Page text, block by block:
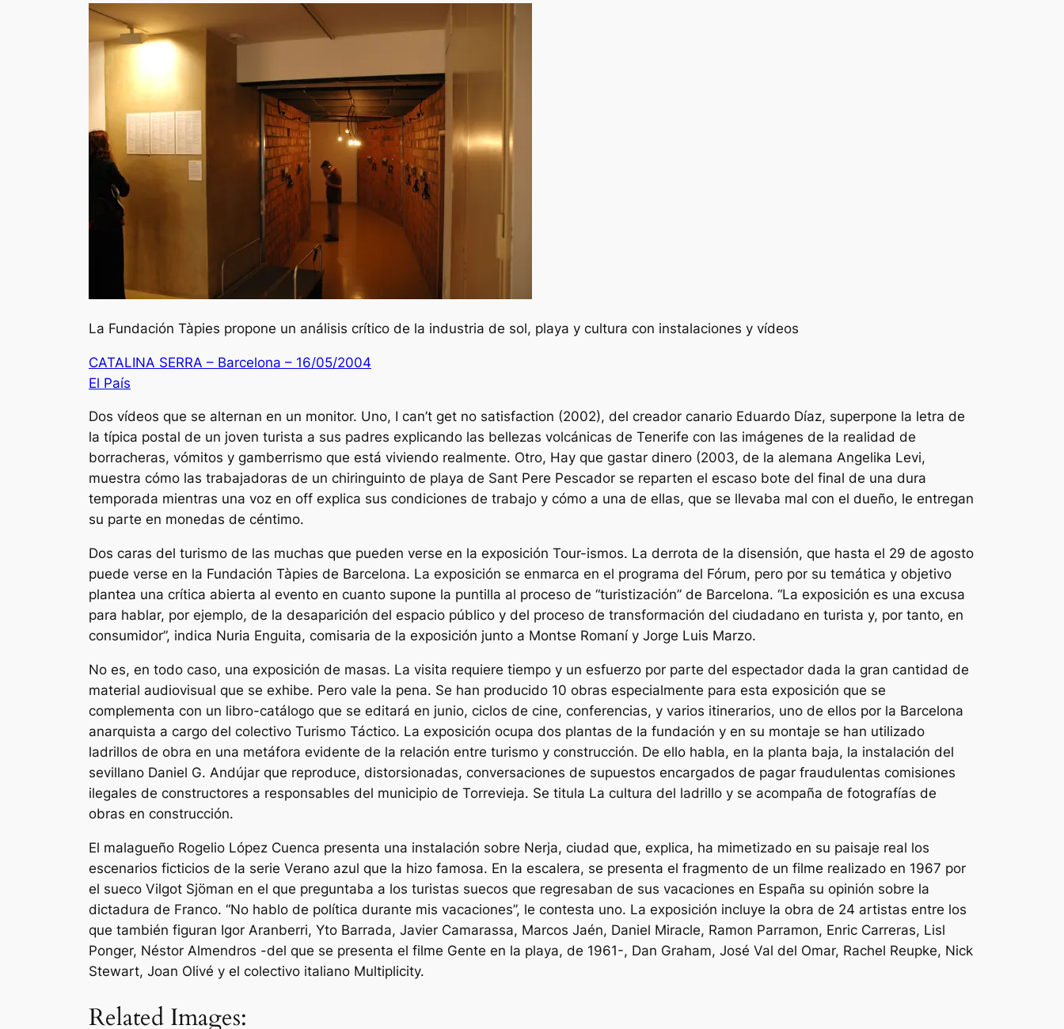
La Fundación Tàpies propone un análisis crítico de la industria de sol, playa y cultura con instalaciones y vídeos
CATALINA SERRA – Barcelona – 16/05/2004
El País
Dos vídeos que se alternan en un monitor. Uno, I can’t get no satisfaction (2002), del creador canario Eduardo Díaz, superpone la letra de
la típica postal de un joven turista a sus padres explicando las bellezas volcánicas de Tenerife con las imágenes de la realidad de
borracheras, vómitos y gamberrismo que está viviendo realmente. Otro, Hay que gastar dinero (2003, de la alemana Angelika Levi,
muestra cómo las trabajadoras de un chiringuinto de playa de Sant Pere Pescador se reparten el escaso bote del final de una dura
temporada mientras una voz en off explica sus condiciones de trabajo y cómo a una de ellas, que se llevaba mal con el dueño, le entregan
su parte en monedas de céntimo.
Dos caras del turismo de las muchas que pueden verse en la exposición Tour-ismos. La derrota de la disensión, que hasta el 29 de agosto
puede verse en la Fundación Tàpies de Barcelona. La exposición se enmarca en el programa del Fórum, pero por su temática y objetivo
plantea una crítica abierta al evento en cuanto supone la puntilla al proceso de “turistización” de Barcelona. “La exposición es una excusa
para hablar, por ejemplo, de la desaparición del espacio público y del proceso de transformación del ciudadano en turista y, por tanto, en
consumidor”, indica Nuria Enguita, comisaria de la exposición junto a Montse Romaní y Jorge Luis Marzo.
No es, en todo caso, una exposición de masas. La visita requiere tiempo y un esfuerzo por parte del espectador dada la gran cantidad de
material audiovisual que se exhibe. Pero vale la pena. Se han producido 10 obras especialmente para esta exposición que se
complementa con un libro-catálogo que se editará en junio, ciclos de cine, conferencias, y varios itinerarios, uno de ellos por la Barcelona
anarquista a cargo del colectivo Turismo Táctico. La exposición ocupa dos plantas de la fundación y en su montaje se han utilizado
ladrillos de obra en una metáfora evidente de la relación entre turismo y construcción. De ello habla, en la planta baja, la instalación del
sevillano Daniel G. Andújar que reproduce, distorsionadas, conversaciones de supuestos encargados de pagar fraudulentas comisiones
ilegales de constructores a responsables del municipio de Torrevieja. Se titula La cultura del ladrillo y se acompaña de fotografías de
obras en construcción.
El malagueño Rogelio López Cuenca presenta una instalación sobre Nerja, ciudad que, explica, ha mimetizado en su paisaje real los
escenarios ficticios de la serie Verano azul que la hizo famosa. En la escalera, se presenta el fragmento de un filme realizado en 1967 por
el sueco Vilgot Sjöman en el que preguntaba a los turistas suecos que regresaban de sus vacaciones en España su opinión sobre la
dictadura de Franco. “No hablo de política durante mis vacaciones”, le contesta uno. La exposición incluye la obra de 24 artistas entre los
que también figuran Igor Aranberri, Yto Barrada, Javier Camarassa, Marcos Jaén, Daniel Miracle, Ramon Parramon, Enric Carreras, Lisl
Ponger, Néstor Almendros -del que se presenta el filme Gente en la playa, de 1961-, Dan Graham, José Val del Omar, Rachel Reupke, Nick
Stewart, Joan Olivé y el colectivo italiano Multiplicity.
Related Images: